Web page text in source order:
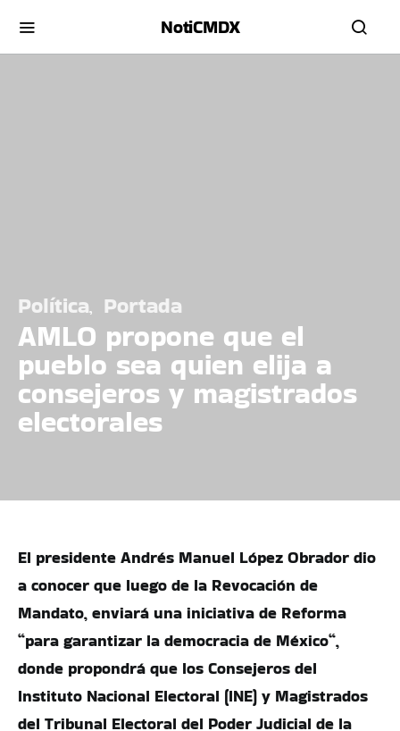
NotiCMDX
Política Portada
AMLO propone que el
pueblo sea quien elija a
consejeros y magistrados
electorales
El presidente Andrés Manuel López Obrador dio
a conocer que luego de la Revocación de
Mandato, enviará una iniciativa de Reforma
“para garantizar la democracia de México“,
donde propondrá que los Consejeros del
Instituto Nacional Electoral (INE) y Magistrados
del Tribunal Electoral del Poder Judicial de la